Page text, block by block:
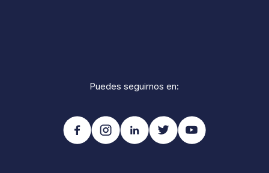
Puedes seguirnos en: